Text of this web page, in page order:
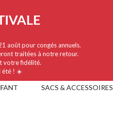
SACS & ACCESSOIRES
août pour congés annuels.
traitées à notre retour.
votre fidélité.
été ! ☀️